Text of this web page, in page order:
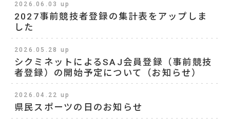
2026.06.03 up
2027事前競技者登録の集計表をアップしま
した
2026.05.28 up
シクミネットによるSAJ会員登録（事前競技
者登録）の開始予定について（お知らせ）
2026.04.22 up
県民スポーツの日のお知らせ